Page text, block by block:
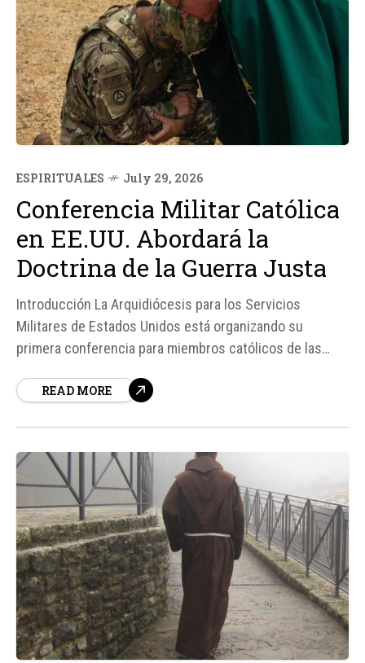
ESPIRITUALES July 29, 2026
Conferencia Militar Católica
en EE.UU. Abordará la
Doctrina de la Guerra Justa
Introducción La Arquidiócesis para los Servicios
Militares de Estados Unidos está organizando su
primera conferencia para miembros católicos de las
relaciona el actual conflicto con Irán con las enseñanzas
READ MORE